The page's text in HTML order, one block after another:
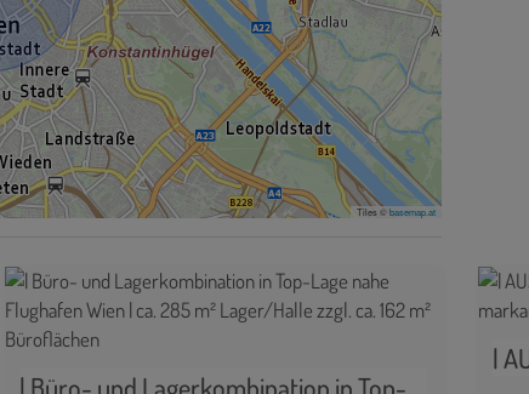
Tiles ©basemap.at